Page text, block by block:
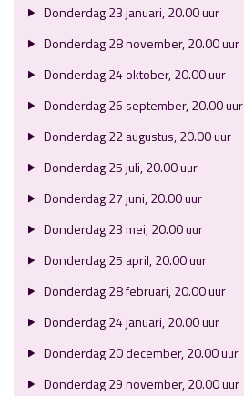
Donderdag 23 januari, 20.00 uur
Donderdag 28 november, 20.00 uur
Donderdag 24 oktober, 20.00 uur
Donderdag 26 september, 20.00 uur
Donderdag 22 augustus, 20.00 uur
Donderdag 25 juli, 20.00 uur
Donderdag 27 juni, 20.00 uur
Donderdag 23 mei, 20.00 uur
Donderdag 25 april, 20.00 uur
Donderdag 28 februari, 20.00 uur
Donderdag 24 januari, 20.00 uur
Donderdag 20 december, 20.00 uur
Donderdag 29 november, 20.00 uur